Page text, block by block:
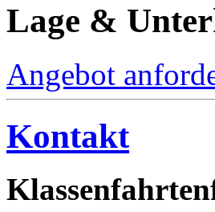
Lage &
Angebot
Kontakt